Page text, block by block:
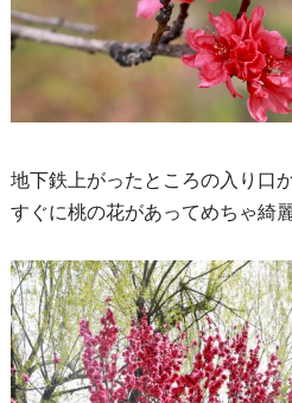
地下鉄上がったところの入り口
すぐに桃の花があってめちゃ綺麗